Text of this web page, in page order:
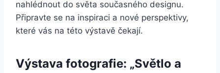
nahlédnout do světa současného designu.
Připravte se na inspiraci a nové perspektivy,
které vás na této výstavě čekají.
Výstava fotografie: „Světlo a